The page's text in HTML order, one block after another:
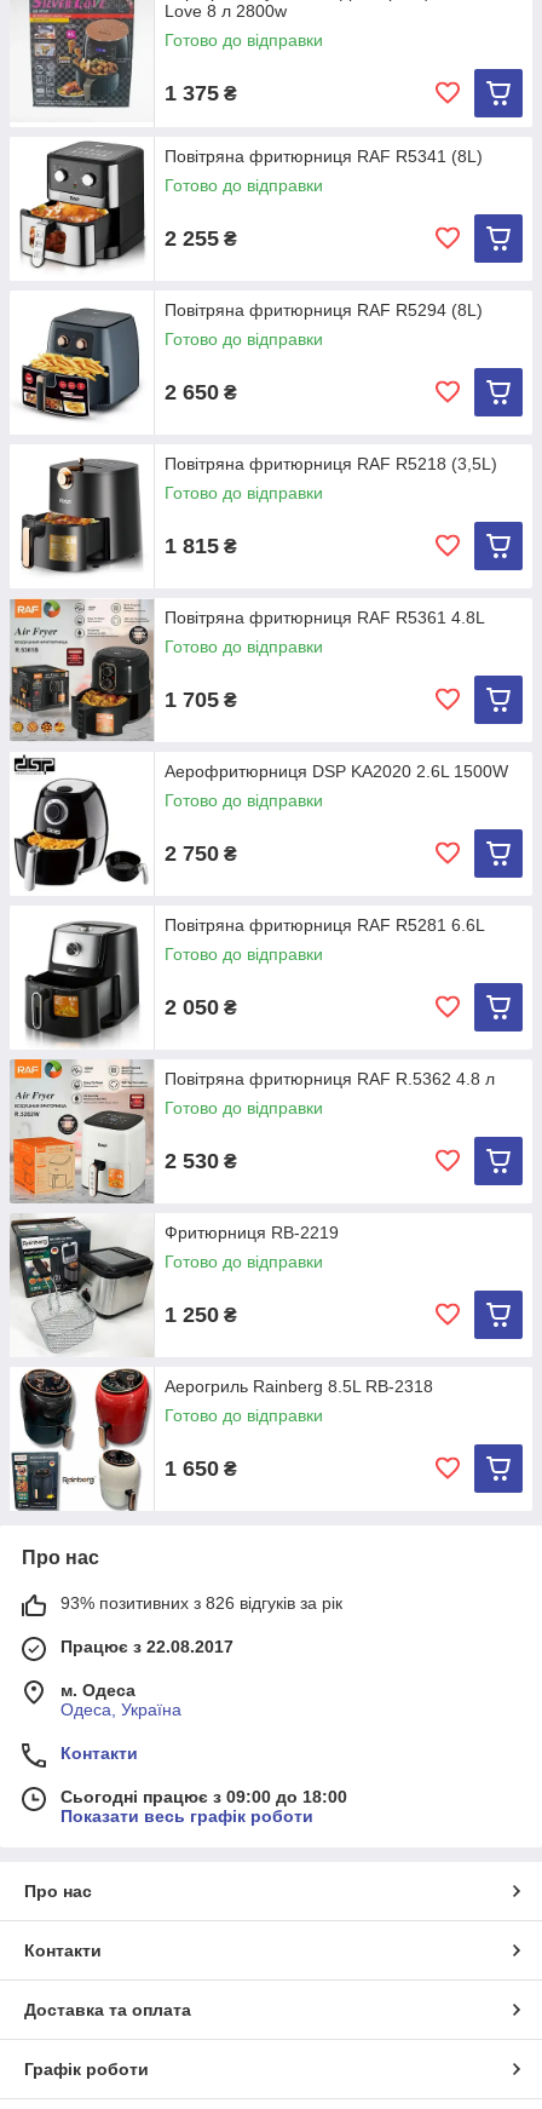
Love 8 л 2800w
Готово до відправки
1 375 ₴
Повітряна фритюрниця RAF R5341 (8L)
Готово до відправки
2 255 ₴
Повітряна фритюрниця RAF R5294 (8L)
Готово до відправки
2 650 ₴
Повітряна фритюрниця RAF R5218 (3,5L)
Готово до відправки
1 815 ₴
Повітряна фритюрниця RAF R5361 4.8L
Готово до відправки
1 705 ₴
Аерофритюрниця DSP KA2020 2.6L 1500W
Готово до відправки
2 750 ₴
Повітряна фритюрниця RAF R5281 6.6L
Готово до відправки
2 050 ₴
Повітряна фритюрниця RAF R.5362 4.8 л
Готово до відправки
2 530 ₴
Фритюрниця RB-2219
Готово до відправки
1 250 ₴
Аерогриль Rainberg 8.5L RB-2318
Готово до відправки
1 650 ₴
Про нас
93% позитивних з 826 відгуків за рік
Працює з 22.08.2017
м. Одеса
Одеса, Україна
Контакти
Сьогодні працює з 09:00 до 18:00
Показати весь графік роботи
Про нас
Контакти
Доставка та оплата
Графік роботи